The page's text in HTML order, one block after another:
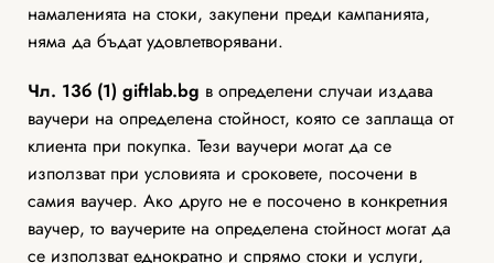
намаленията на стоки, закупени преди кампанията,
няма да бъдат удовлетворявани.
Чл. 13б (1) giftlab.bg в определени случаи издава
ваучери на определена стойност, която се заплаща от
клиента при покупка. Тези ваучери могат да се
използват при условията и сроковете, посочени в
самия ваучер. Ако друго не е посочено в конкретния
ваучер, то ваучерите на определена стойност могат да
се използват еднократно и спрямо стоки и услуги,